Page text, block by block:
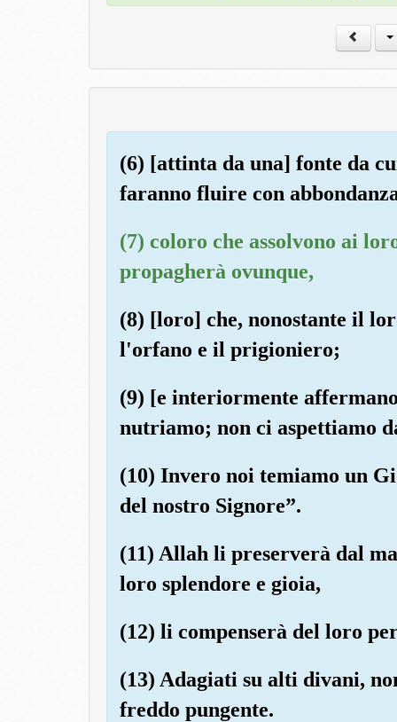
(6) [attinta da una] fonte da
faranno fluire con
(7) coloro che assolvono ai
propagherà ovunque,
(8) [loro] che, nonostante il
l'orfano e il prigioniero;
(9) [e interiormente
nutriamo; non ci aspettiamo
(10) Invero noi temiamo un
del nostro Signore”.
(11) Allah li preserverà dal
loro splendore e gioia,
(12) li compenserà del loro
(13) Adagiati su alti divani,
freddo pungente.